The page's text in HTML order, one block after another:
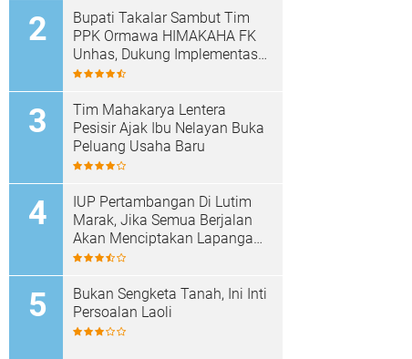
Bupati Takalar Sambut Tim
PPK Ormawa HIMAKAHA FK
Unhas, Dukung Implementasi
Program OCEANS di Desa
Tim Mahakarya Lentera
Pesisir Ajak Ibu Nelayan Buka
Peluang Usaha Baru
IUP Pertambangan Di Lutim
Marak, Jika Semua Berjalan
Akan Menciptakan Lapangan
Kerja Baru Dan Menambah
Bukan Sengketa Tanah, Ini Inti
Persoalan Laoli